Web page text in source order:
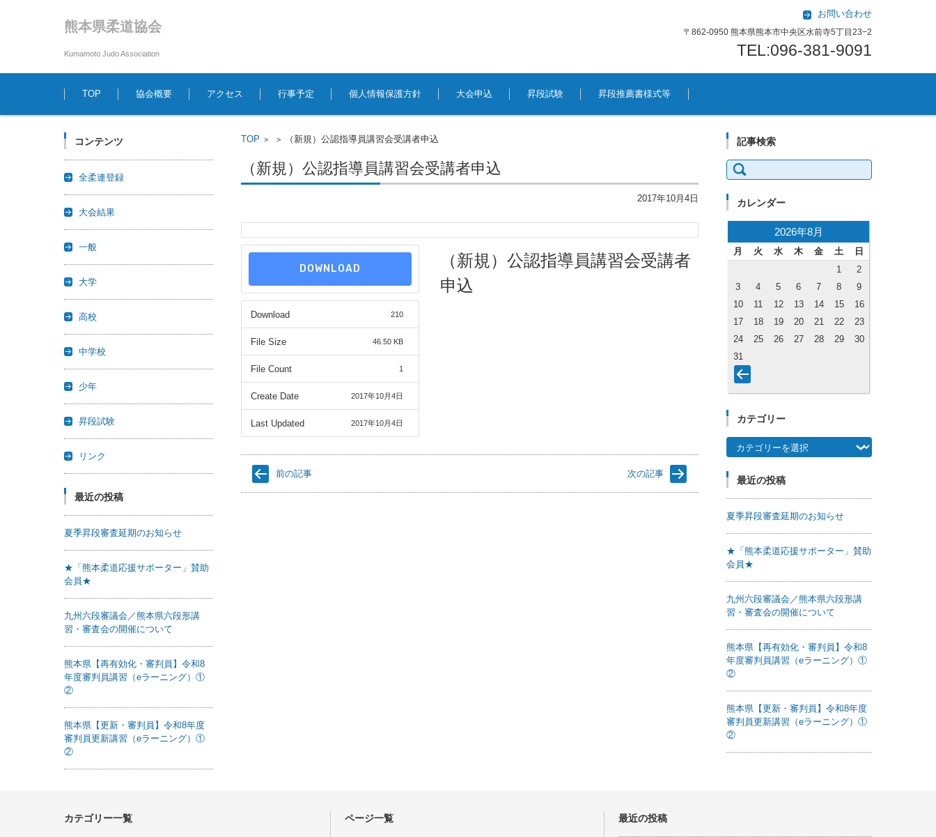
熊本県柔道協会
Kumamoto Judo Association
お問い合わせ
〒862-0950 熊本県熊本市中央区水前寺5丁目23−2
TEL:096-381-9091
コンテンツに移動
TOP
協会概要 アクセス 行事予定 個人情報保護方針 大会申込 昇段試験 昇段推薦書様式等
TOP > > （新規）公認指導員講習会受講者申込
（新規）公認指導員講習会受講者申込
2017年10月4日
DOWNLOAD
Download 210
File Size 46.50 KB
File Count 1
Create Date 2017年10月4日
Last Updated 2017年10月4日
（新規）公認指導員講習会受講者
申込
前の記事 次の記事
コンテンツ
全柔連登録
大会結果
一般
大学
高校
中学校
少年
昇段試験
リンク
最近の投稿
夏季昇段審査延期のお知らせ
★「熊本柔道応援サポーター」賛助
会員★
九州六段審議会／熊本県六段形講
習・審査会の開催について
熊本県【再有効化・審判員】令和8
年度審判員講習（eラーニング）①
②
熊本県【更新・審判員】令和8年度
審判員更新講習（eラーニング）①
②
記事検索
検索:
カレンダー
2026年8月
月 火 水 木 金 土
日
1
2
3
4 5 6 7 8
9
10
11 12 13 14 15
16
17
18 19 20 21 22
23
24
25 26 27 28 29
30
31
カテゴリー
カテゴリー
最近の投稿
夏季昇段審査延期のお知らせ
★「熊本柔道応援サポーター」賛助
会員★
九州六段審議会／熊本県六段形講
習・審査会の開催について
熊本県【再有効化・審判員】令和8
年度審判員講習（eラーニング）①
②
熊本県【更新・審判員】令和8年度
審判員更新講習（eラーニング）①
②
カテゴリー一覧 ページ一覧 最近の投稿